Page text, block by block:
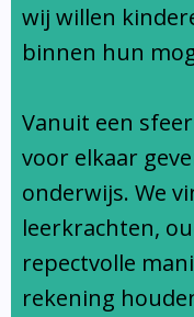
wij willen
binnen hun
Vanuit een
voor elkaar
onderwijs. We
leerkrachten,
repectvolle
rekening